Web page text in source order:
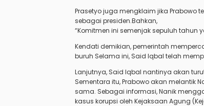
Prasetyo juga mengklaim jika Prabowo
sebagai presiden.Bahkan,
“Komitmen ini semenjak sepuluh
Kendati demikian, pemerintah
buruh Selama ini, Said Iqbal telah
Lanjutnya, Said Iqbal nantinya akan
Sementara itu, Prabowo akan melantik
sama. Sebagai informasi, Nanik
kasus korupsi oleh Kejaksaan Agung